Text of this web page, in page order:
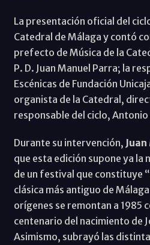
La presentación oficial del
Catedral de Málaga y contó
prefecto de Música de la
P. D. Juan Manuel Parra; la
Escénicas de Fundación
organista de la Catedral,
responsable del ciclo, Antonio
Durante su intervención,
que esta edición supone ya
de un festival que constituye
clásica más antiguo de
orígenes se remontan a 1985
centenario del nacimiento de
Asimismo, subrayó las